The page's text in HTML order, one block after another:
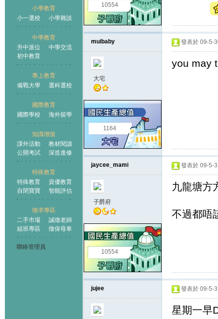
小學教育
小一選校
小學雜談
中學教育
升中派位
中學交流
初中教育
專上教育
備戰大學
選科選校
國際教育
國際學校
海外留學
知識增值
課外活動
教材閱讀
公開考試
深造進修
特殊教育
特殊教育
資優教育
自閉寶寶
智能評估
徵求專區
二手市場
誠徵老師
組班專區
徵保母車
聯絡管理員
10554
muibaby
大宅
1164
發表於 09-5-
you may
jaycee_mami
子爵府
10554
發表於 09-5-
九龍塘方
不過都唔
jujee 發表於 09-5-
星期一早